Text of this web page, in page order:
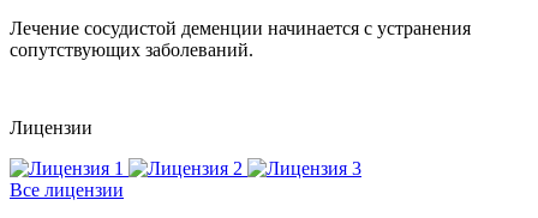
Лечение сосудистой деменции начинается с устранения
сопутствующих заболеваний.
Лицензии
Все лицензии